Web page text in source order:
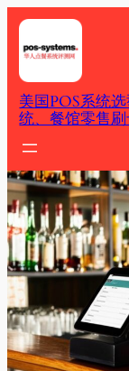
Skip
content
美国POS系统
统、餐馆零售